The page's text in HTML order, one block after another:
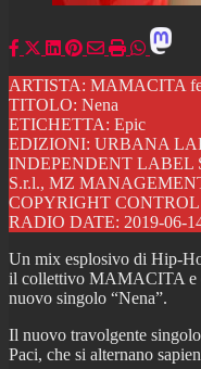
ARTISTA: MAMACITA
TITOLO: Nena
ETICHETTA: Epic
EDIZIONI: URBANA
INDEPENDENT LABEL
S.r.l., MZ
COPYRIGHT CONTROL
RADIO DATE: 2019-06-
Un mix esplosivo di Hip-
il collettivo MAMACITA e
nuovo singolo “Nena”.
Il nuovo travolgente
Paci, che si alternano